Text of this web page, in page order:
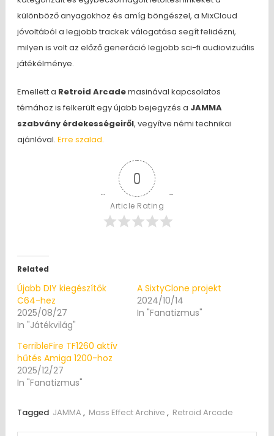
különböző anyagokhoz és amíg böngészel, a MixCloud
jóvoltából a legjobb trackek válogatása segít felidézni,
milyen is volt az előző generáció legjobb sci-fi audiovizuális
játékélménye.
Emellett a Retroid Arcademasinával kapcsolatos
témához is felkerült egy újabb bejegyzés a JAMMA
szabvány érdekességeiről, vegyítve némi technikai
ajánlóval. Erre szalad.
0
Article Rating
Related
Újabb DIY kiegészítők
C64-hez
2025/08/27
In "Játékvilág"
A SixtyClone projekt
2024/10/14
In "Fanatizmus"
TerribleFire TF1260 aktív
hűtés Amiga 1200-hoz
2025/12/27
In "Fanatizmus"
Tagged JAMMA , Mass Effect Archive , Retroid Arcade